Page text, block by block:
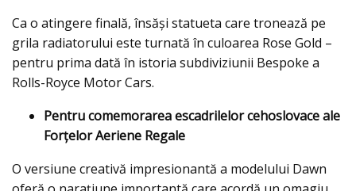
Ca o atingere finală, însăşi statueta care tronează pe
grila radiatorului este turnată în culoarea Rose Gold –
pentru prima dată în istoria subdiviziunii Bespoke a
Rolls-Royce Motor Cars.
Pentru comemorarea escadrilelor cehoslovace ale
Forțelor Aeriene Regale
O versiune creativă impresionantă a modelului Dawn